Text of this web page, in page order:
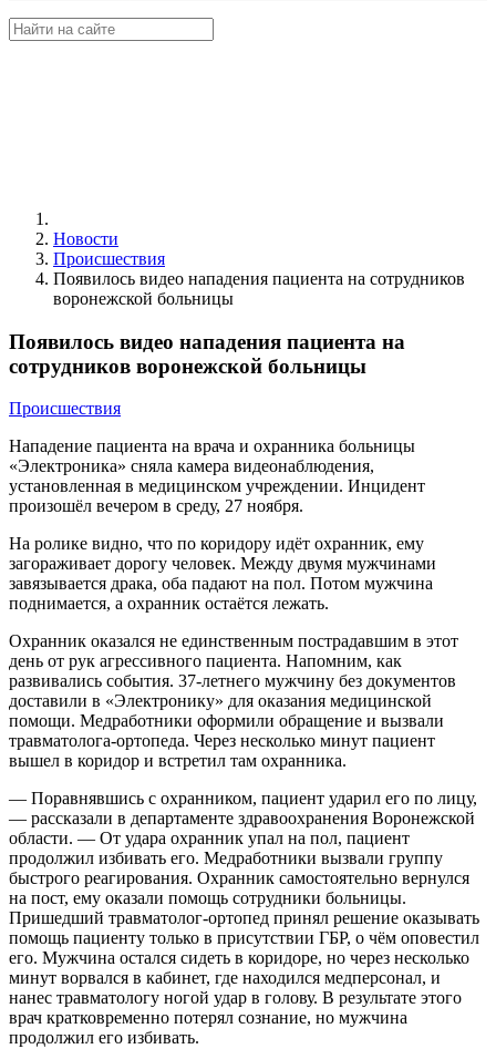
Новости
Происшествия
Появилось видео нападения пациента на сотрудников
воронежской больницы
Появилось видео нападения пациента на
сотрудников воронежской больницы
Происшествия
Нападение пациента на врача и охранника больницы
«Электроника» сняла камера видеонаблюдения,
установленная в медицинском учреждении. Инцидент
произошёл вечером в среду, 27 ноября.
На ролике видно, что по коридору идёт охранник, ему
загораживает дорогу человек. Между двумя мужчинами
завязывается драка, оба падают на пол. Потом мужчина
поднимается, а охранник остаётся лежать.
Охранник оказался не единственным пострадавшим в этот
день от рук агрессивного пациента. Напомним, как
развивались события. 37-летнего мужчину без документов
доставили в «Электронику» для оказания медицинской
помощи. Медработники оформили обращение и вызвали
травматолога-ортопеда. Через несколько минут пациент
вышел в коридор и встретил там охранника.
— Поравнявшись с охранником, пациент ударил его по лицу,
— рассказали в департаменте здравоохранения Воронежской
области. — От удара охранник упал на пол, пациент
продолжил избивать его. Медработники вызвали группу
быстрого реагирования. Охранник самостоятельно вернулся
на пост, ему оказали помощь сотрудники больницы.
Пришедший травматолог-ортопед принял решение оказывать
помощь пациенту только в присутствии ГБР, о чём оповестил
его. Мужчина остался сидеть в коридоре, но через несколько
минут ворвался в кабинет, где находился медперсонал, и
нанес травматологу ногой удар в голову. В результате этого
врач кратковременно потерял сознание, но мужчина
продолжил его избивать.